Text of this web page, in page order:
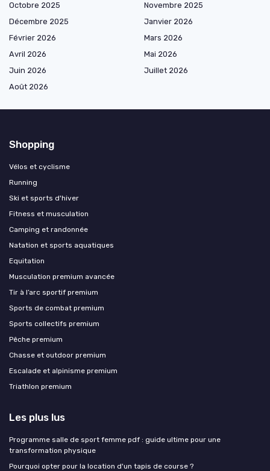
Octobre 2025
Novembre 2025
Décembre 2025
Janvier 2026
Février 2026
Mars 2026
Avril 2026
Mai 2026
Juin 2026
Juillet 2026
Août 2026
Shopping
Vélos et cyclisme
Running
Ski et sports d'hiver
Fitness et musculation
Camping et randonnée
Natation et sports aquatiques
Equitation
Musculation premium avancée
Tir à l’arc sportif premium
Sports de combat premium
Sports collectifs premium
Pêche premium
Chasse et outdoor premium
Escalade et alpinisme premium
Triathlon premium
Les plus lus
Programme salle de sport femme pdf : guide ultime pour une
transformation physique
Pourquoi opter pour la location d'un tapis de course ?